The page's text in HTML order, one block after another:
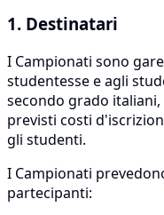
1. Destinatari
I Campionati sono
studentesse e agli
secondo grado
previsti costi
gli studenti.
I Campionati
partecipanti: